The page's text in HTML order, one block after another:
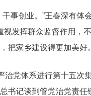
事创业。”王春深有体
视发挥群众监督作用，
把家乡建设得更加美好
治党体系进行第十五次
记谈到管党治党责任